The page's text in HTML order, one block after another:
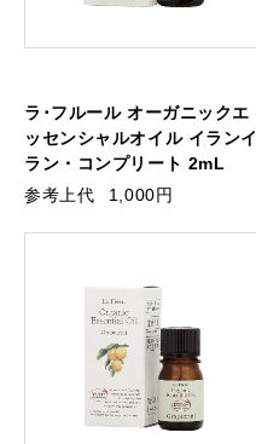
ラ･フルール オーガニックエ
ッセンシャルオイル イランイ
ラン・コンプリート 2mL
参考上代
1,000円